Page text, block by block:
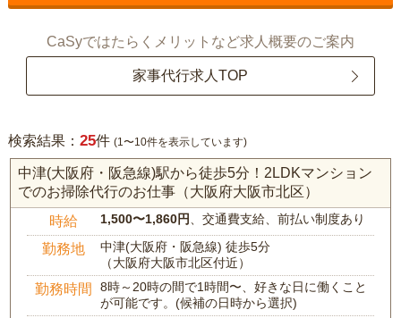
CaSyではたらくメリットなど求人概要のご案内
家事代行求人TOP
検索結果： 25件 (1〜10件を表示しています)
中津(大阪府・阪急線)駅から徒歩5分！2LDKマンション
でのお掃除代行のお仕事（大阪府大阪市北区）
時給 1,500〜1,860円 、交通費支給、前払い制度あり
勤務地
中津(大阪府・阪急線) 徒歩5分
（大阪府大阪市北区付近）
勤務時間
8時～20時の間で1時間〜、好きな日に働くこと
が可能です。(候補の日時から選択)